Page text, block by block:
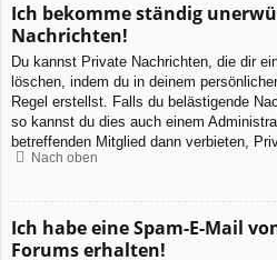
Ich bekomme ständig
Nachrichten!
Du kannst Private Nachrichten, die dir
löschen, indem du in deinem
Regel erstellst. Falls du belästigende
so kannst du dies auch einem
betreffenden Mitglied dann verbieten,
Nach oben
Ich habe eine Spam-E-Mail
Forums erhalten!